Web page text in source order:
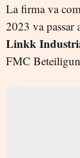
La firma va
2023 va passar
Linkk
FMC